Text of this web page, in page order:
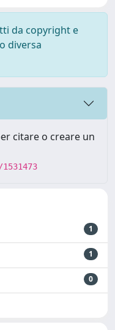
da copyright e
diversa
citare o creare un
1
1
0